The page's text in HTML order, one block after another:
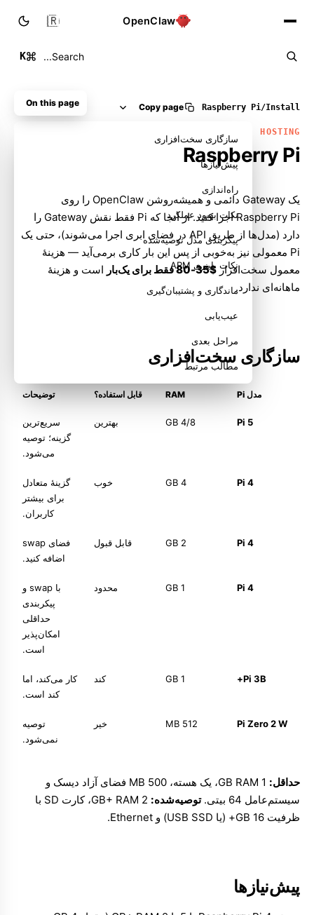
OpenClaw
Search...
K
🇮🇷
Install
/
Raspberry Pi
Copy page
HOSTING
Raspberry Pi
یک Gateway دائمی و همیشه‌روشن OpenClaw را روی
Raspberry Pi اجرا کنید. از آنجا که Pi فقط نقش Gateway را
دارد (مدل‌ها از طریق API در فضای ابری اجرا می‌شوند)، حتی یک
Pi معمولی نیز به‌خوبی از پس این بار کاری برمی‌آید — هزینهٔ
معمول سخت‌افزار $35-80 فقط برای یک‌بار
است و هزینهٔ
ماهانه‌ای ندارد.
سازگاری سخت‌افزاری
مدل Pi RAM قابل استفاده؟ توضیحات
Pi 5
4/8 GB بهترین
سریع‌ترین
گزینه؛ توصیه
می‌شود.
Pi 4
4 GB خوب
گزینهٔ متعادل
برای بیشتر
کاربران.
Pi 4
2 GB قابل قبول
فضای swap
اضافه کنید.
Pi 4
1 GB محدود
با swap و
پیکربندی
حداقلی
امکان‌پذیر
است.
Pi 3B+
1 GB کند
کار می‌کند، اما
کند است.
Pi Zero 2 W
512 MB خیر
توصیه
نمی‌شود.
حداقل:
1 GB RAM، یک هسته، 500 MB فضای آزاد دیسک و
سیستم‌عامل 64 بیتی.
توصیه‌شده:
2 GB+ RAM، کارت SD با
ظرفیت 16 GB+ (یا USB SSD) و Ethernet.
پیش‌نیازها
On this page
سازگاری سخت‌افزاری
پیش‌نیازها
راه‌اندازی
نکات بهبود عملکرد
پیکربندی مدل توصیه‌شده
نکات باینری ARM
ماندگاری و پشتیبان‌گیری
عیب‌یابی
مراحل بعدی
مطالب مرتبط